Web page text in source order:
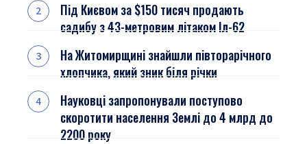
Під Києвом за $150 тисяч продають
садибу з 43-метровим літаком Іл-62
На Житомирщині знайшли півторарічного
хлопчика, який зник біля річки
Науковці запропонували поступово
скоротити населення Землі до 4 млрд до
2200 року